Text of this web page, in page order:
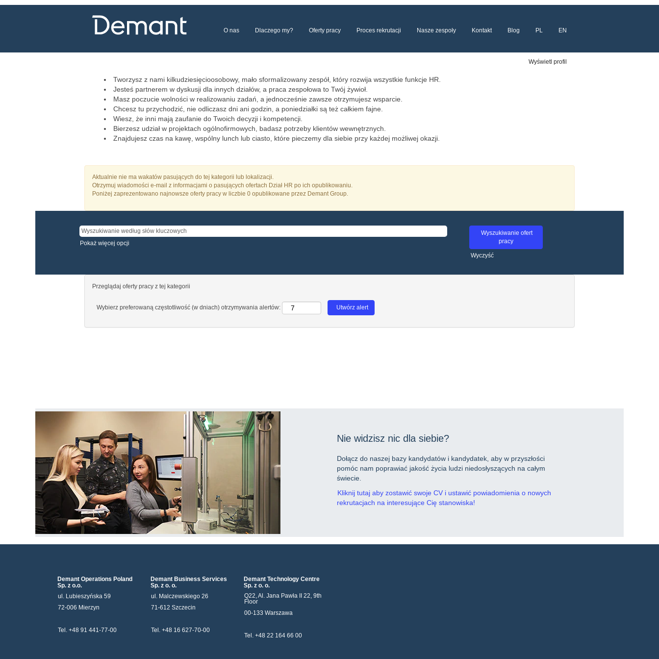
O nas Dlaczego my? Oferty pracy Proces rekrutacji Nasze zespoły Kontakt Blog PL EN
Wyświetl profil
Dlaczego warto do nas dołączyć?
HR w Mierzynie, Szczecinie i Warszawie
Tworzysz z nami kilkudziesięcioosobowy, mało sformalizowany zespół, który rozwija wszystkie funkcje HR.
Jesteś partnerem w dyskusji dla innych działów, a praca zespołowa to Twój żywioł.
Masz poczucie wolności w realizowaniu zadań, a jednocześnie zawsze otrzymujesz wsparcie.
Chcesz tu przychodzić, nie odliczasz dni ani godzin, a poniedziałki są też całkiem fajne.
Wiesz, że inni mają zaufanie do Twoich decyzji i kompetencji.
Bierzesz udział w projektach ogólnofirmowych, badasz potrzeby klientów wewnętrznych.
Znajdujesz czas na kawę, wspólny lunch lub ciasto, które pieczemy dla siebie przy każdej możliwej okazji.
Aktualnie nie ma wakatów pasujących do tej kategorii lub lokalizacji.
Otrzymuj wiadomości e-mail z informacjami o pasujących ofertach Dział HR po ich opublikowaniu.
Poniżej zaprezentowano najnowsze oferty pracy w liczbie 0 opublikowane przez Demant Group.
Pokaż więcej opcji
Wyczyść
Przeglądaj oferty pracy z tej kategorii
Wybierz preferowaną częstotliwość (w dniach) otrzymywania alertów:
Nie widzisz nic dla siebie?
Dołącz do naszej bazy kandydatów i kandydatek, aby w przyszłości
pomóc nam poprawiać jakość życia ludzi niedosłyszących na całym
świecie.
Kliknij tutaj aby zostawić swoje CV i ustawić powiadomienia o nowych
rekrutacjach na interesujące Cię stanowiska!
Demant Operations Poland
Sp. z o.o.
ul. Lubieszyńska 59
72-006 Mierzyn
Tel. +48 91 441-77-00
Demant Business Services
Sp. z o. o.
ul. Malczewskiego 26
71-612 Szczecin
Tel. +48 16 627-70-00
Demant Technology Centre
Sp. z o. o.
Q22, Al. Jana Pawła II 22, 9th
Floor
00-133 Warszawa
Tel. +48 22 164 66 00